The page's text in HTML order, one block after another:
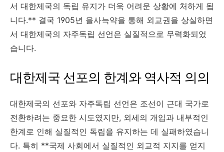
서 대한제국의 독립 유지가 더욱 어려운 상황에 처하게 됩
니다.** 결국 1905년 을사늑약을 통해 외교권을 상실하면
서 대한제국의 자주독립 선언은 실질적으로 무력화되었
습니다.
대한제국 선포의 한계와 역사적 의의
대한제국의 선포와 자주독립 선언은 조선이 근대 국가로
전환하려는 중요한 시도였지만, 외세의 개입과 내부적인
한계로 인해 실질적인 독립을 유지하는 데 실패하였습니
다. 특히 **국제 사회에서 실질적인 외교적 지지를 얻지